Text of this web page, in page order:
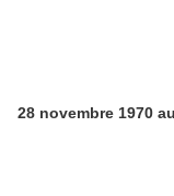
28 novembre 1970